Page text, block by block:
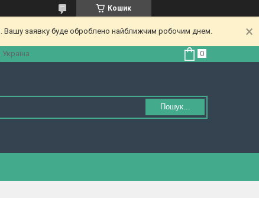
Кошик
Вашу заявку буде оброблено найближчим робочим днем.
Україна
Пошук...